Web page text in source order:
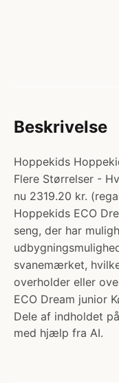
Beskrivelse
Hoppekids
Flere Størrelser -
nu 2319.20 kr.
Hoppekids ECO
seng, der har
svanemærket,
overholder eller
ECO Dream junior
Dele af indholdet
med hjælp fra AI.